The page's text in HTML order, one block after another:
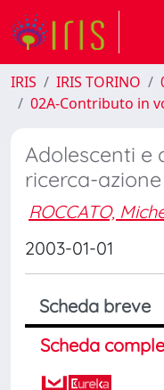
IRIS IRIS TORINO
02A-Contributo in
Adolescenti e
ricerca-
ROCCATO,
2003-01-01
Scheda breve
Scheda